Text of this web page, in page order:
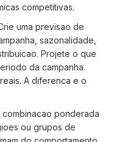
competitivas.
uma previsao de
sazonalidade,
Projete o que
da campanha.
A diferenca e o
combinacao ponderada
ou grupos de